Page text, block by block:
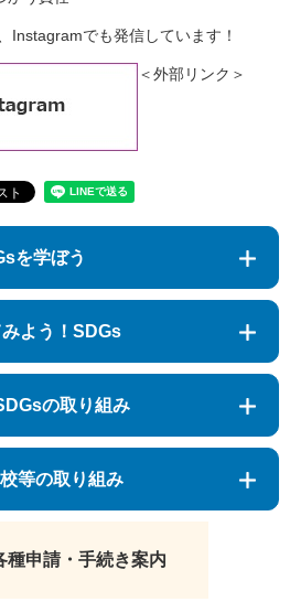
Instagramでも発信しています！
＜外部リンク＞
を学ぼう
よう！SDGs
の取り組み
等の取り組み
種申請・手続き案内